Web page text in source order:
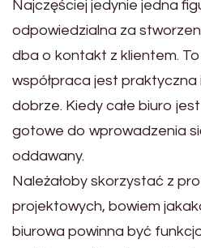
Najczęściej jedynie jedna
odpowiedzialna za
dba o kontakt z klientem.
współpraca jest praktyczna
dobrze. Kiedy całe biuro
gotowe do wprowadzenia
oddawany.
Należałoby skorzystać z
projektowych, bowiem
biurowa powinna być